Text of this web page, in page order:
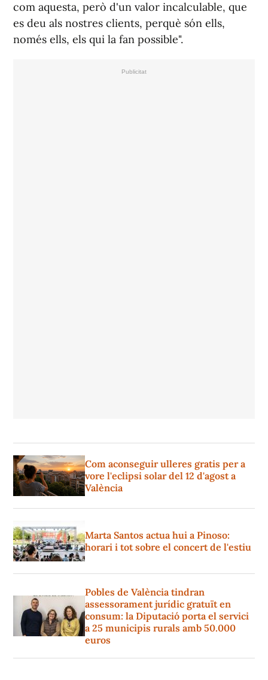
com aquesta, però d'un valor incalculable, que
es deu als nostres clients, perquè són ells,
només ells, els qui la fan possible".
Com aconseguir ulleres gratis per a
vore l'eclipsi solar del 12 d'agost a
València
Marta Santos actua hui a Pinoso:
horari i tot sobre el concert de l'estiu
Pobles de València tindran
assessorament jurídic gratuït en
consum: la Diputació porta el servici
a 25 municipis rurals amb 50.000
euros